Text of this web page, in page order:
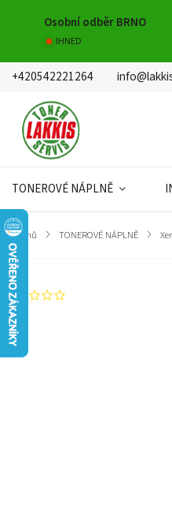
Osobní odběr BRNO
IHNED
+420542221264
TONEROVÉ NÁPLNĚ
Domů / TONEROVÉ NÁPLNĚ /
Záruka
2 roky